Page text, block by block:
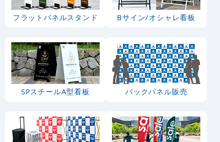
フラットパネルスタンド Bサイン/オシャレ看板
SPスチールA型看板 バックパネル販売